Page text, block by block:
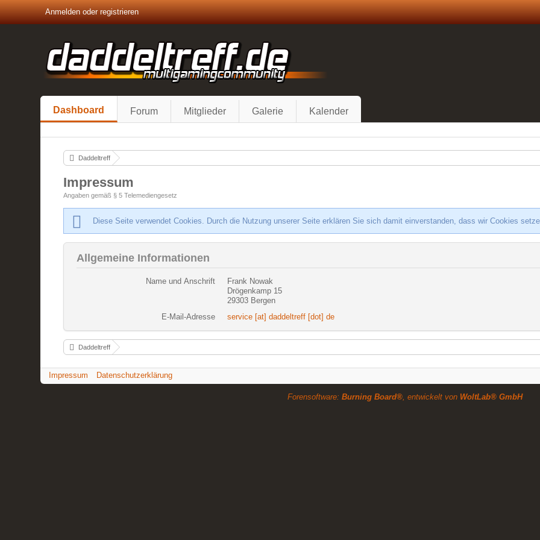
Anmelden oder registrieren
Dashboard Forum Mitglieder Galerie Kalender
Daddeltreff
Impressum
Angaben gemäß § 5 Telemediengesetz
Diese Seite verwendet Cookies. Durch die Nutzung unserer Seite erklären Sie sich damit einverstanden, dass wir Cookies
Allgemeine Informationen
Name und Anschrift
Frank Nowak
Drögenkamp 15
29303 Bergen
E-Mail-Adresse
service [at] daddeltreff [dot] de
Daddeltreff
Impressum Datenschutzerklärung
Forensoftware: Burning Board®, entwickelt von WoltLab® GmbH